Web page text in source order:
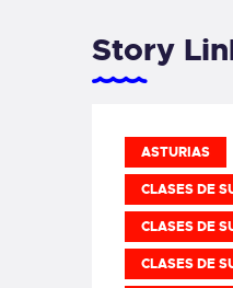
Story
ASTURIAS
CLASES DE
CLASES DE
CLASES DE